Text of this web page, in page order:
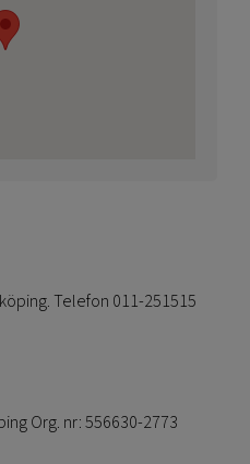
Telefon 011-251515
Org. nr: 556630-2773